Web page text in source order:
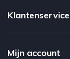
Klantenservice
Mijn account